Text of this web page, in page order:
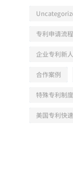
专利申请流
企业专利新
合作案例
特殊专利制度
美国专利快